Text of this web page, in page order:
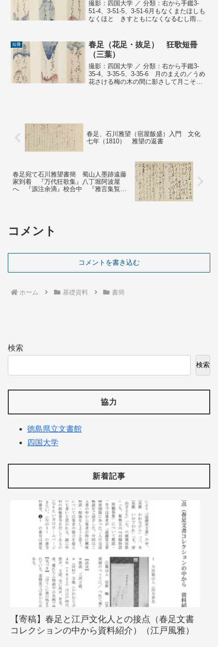
撮影：四国大学 ／ 分類：右から手鑑3-
51-4、3-51-5、3-51-6月もなくまたほしも
なくほとゝきすともになくなるむし雨の
なるもゝ 六々園 よし原にて ふられ
け...
短冊
春足（花足・抜足） 狂歌短冊
（三葉）
撮影：四国大学 ／ 分類：右から手鑑3-
35-4、3-35-5、3-35-6 月のまえの／うめ
花さける梅の木の間に影さして月こそに
春足、石川雅望（宿屋飯盛）入門 文化
七年（1810） 雅望の返書
春足宛て石川雅望書簡 蜀山人墨跡遠藤
家到着 『万代狂歌集』八丁堀阿波屋
へ 『源注余滴』校合中 『雅言集覧』
コメント
コメントを書き込む
ホーム 基礎資料 書簡
検索
検索
協力
徳島県立文書館
四国大学
新着記事
【寄稿】春足と江戸文化人との接点（春足文書
コレクションの中から資料紹介）（江戸風雅）